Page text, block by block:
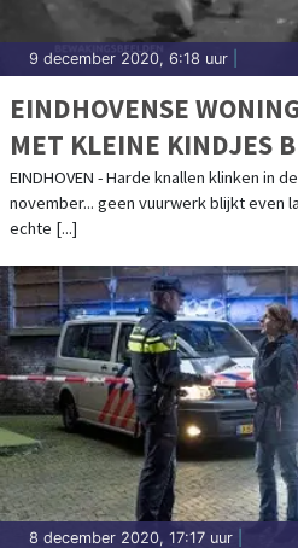
9 december 2020, 6:18 uur
EINDHOVENSE
MET KLEINE KINDJES
EINDHOVEN - Harde knallen klinken in
november... geen vuurwerk blijkt even
echte [...]
8 december 2020, 17:17 uur